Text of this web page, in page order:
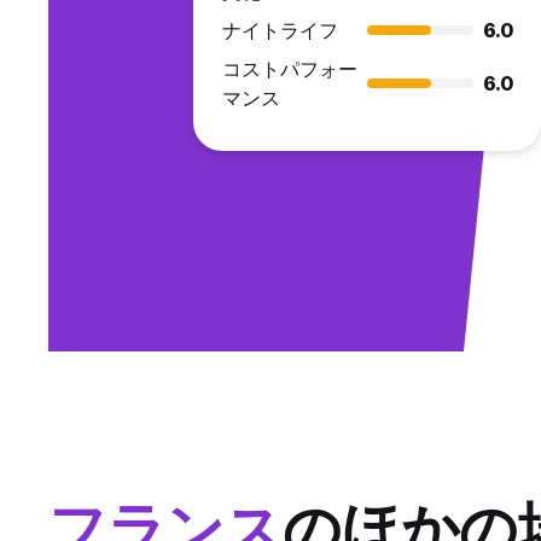
ナイトライフ
6.0
コストパフォー
マンス
6.0